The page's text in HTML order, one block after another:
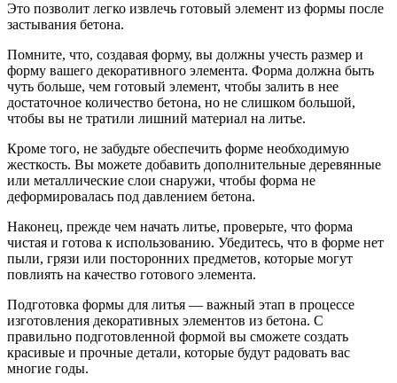
Это позволит легко извлечь готовый элемент из формы после
застывания бетона.
Помните, что, создавая форму, вы должны учесть размер и
форму вашего декоративного элемента. Форма должна быть
чуть больше, чем готовый элемент, чтобы залить в нее
достаточное количество бетона, но не слишком большой,
чтобы вы не тратили лишний материал на литье.
Кроме того, не забудьте обеспечить форме необходимую
жесткость. Вы можете добавить дополнительные деревянные
или металлические слои снаружи, чтобы форма не
деформировалась под давлением бетона.
Наконец, прежде чем начать литье, проверьте, что форма
чистая и готова к использованию. Убедитесь, что в форме нет
пыли, грязи или посторонних предметов, которые могут
повлиять на качество готового элемента.
Подготовка формы для литья — важный этап в процессе
изготовления декоративных элементов из бетона. С
правильно подготовленной формой вы сможете создать
красивые и прочные детали, которые будут радовать вас
многие годы.